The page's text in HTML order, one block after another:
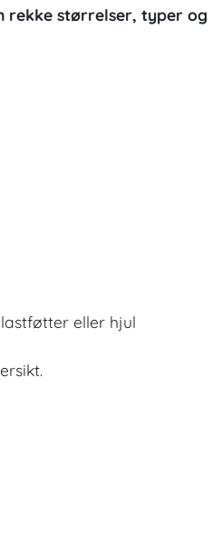
rekke størrelser, typer
eller hjul